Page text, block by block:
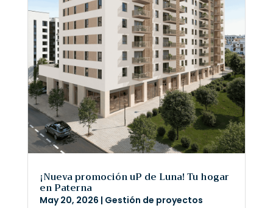
¡Nueva promoción uP de Luna! Tu hogar
en Paterna
May 20, 2026 | Gestión de proyectos